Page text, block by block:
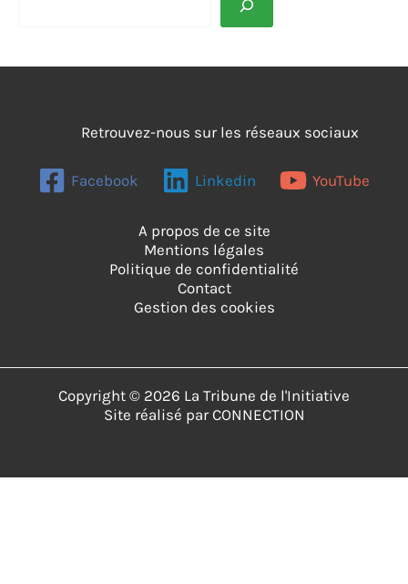
Retrouvez-nous sur les réseaux sociaux
Facebook Linkedin YouTube
A propos de ce site
Mentions légales
Politique de confidentialité
Contact
Gestion des cookies
Copyright © 2026 La Tribune de l'Initiative
Site réalisé par CONNECTION